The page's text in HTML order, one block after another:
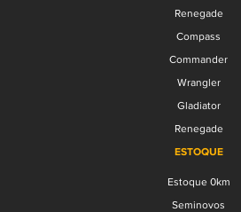
Renegade
Compass
Commander
Wrangler
Gladiator
Renegade
ESTOQUE
Estoque 0km
Seminovos